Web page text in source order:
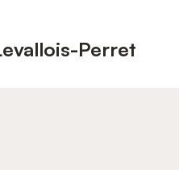
Perret